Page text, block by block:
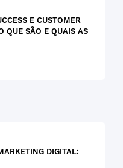
E CUSTOMER
QUE SÃO E QUAIS AS
DIGITAL: